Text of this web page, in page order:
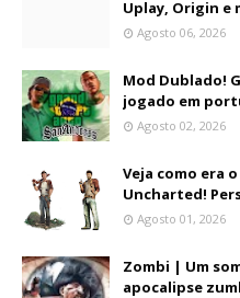
Uplay, Origin e
Agosto 06, 2026
Mod Dublado!
jogado em
Agosto 02, 2026
Veja como era
Uncharted!
Agosto 01, 2026
Zombi | Um
apocalipse